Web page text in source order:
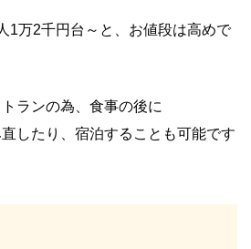
1万2千円台～と、お値段は高めで
ランの為、食事の後に
したり、宿泊することも可能です